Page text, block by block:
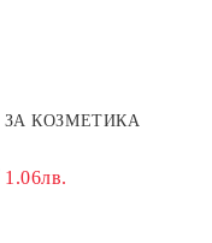
КОЗМЕТИКА
1.06лв.